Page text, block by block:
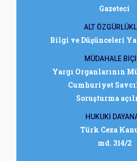
Gazeteci
ALT
Bilgi ve Düşünceleri
MÜDAHALE
Yargı Organlarının
Cumhuriyet
Soruşturma
HUKUKİ
Türk Ceza
md. 314/2